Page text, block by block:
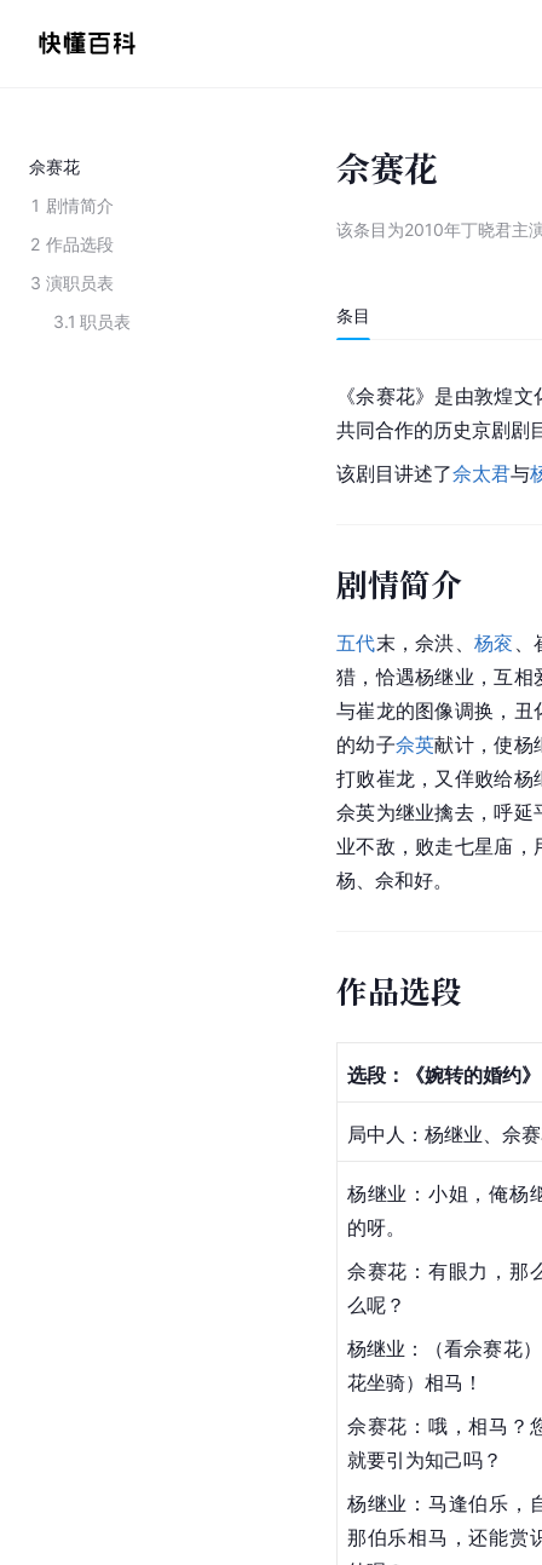
佘赛花
1 剧情简介
2 作品选段
3 演职员表
3.1 职员表
佘赛花
该条目为2010年丁晓君主
条目
《佘赛花》是由敦煌
共同合作的历史京剧剧
该剧目讲述了佘太君与
剧情简介
五代末，佘洪、杨衮
猎，恰遇杨继业 ，互
与崔龙的图像调换，丑
的幼子佘英献计，使杨
打败崔龙，又佯败给杨
佘英为继业擒去，呼延
业不敌，败走七星庙
杨、佘和好。
作品选段
选段：《婉转的婚约》
局中人： 杨继业 佘
杨继业：小姐，俺杨
的呀。
佘赛花：有眼力，那
么呢？
杨继业：（看佘赛花
花坐骑）相马！
佘赛花：哦，相马？
就要引为知己吗？
杨继业：马逢伯乐，
那伯乐相马，还能赏